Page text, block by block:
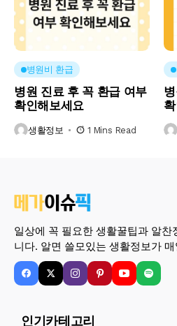
병원비 환급
병원 진료 후 꼭 환급 여부
확인해보세요
생활정보 1 Mins Read
일상에 꼭 필요한 생활꿀팁과 알찬
니다. 알면 쓸모있는 생활정보가
인기카테고리